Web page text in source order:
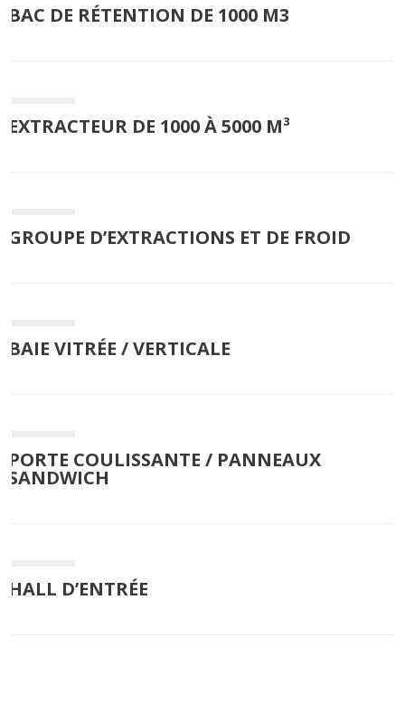
BAC DE RÉTENTION DE 1000 M3
EXTRACTEUR DE 1000 À 5000 M³
GROUPE D’EXTRACTIONS ET DE FROID
BAIE VITRÉE / VERTICALE
PORTE COULISSANTE / PANNEAUX
SANDWICH
HALL D’ENTRÉE